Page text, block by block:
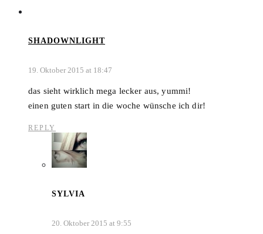
SHADOWNLIGHT
19. Oktober 2015 at 18:47
das sieht wirklich mega lecker aus, yummi!
einen guten start in die woche wünsche ich dir!
REPLY
SYLVIA
20. Oktober 2015 at 9:55